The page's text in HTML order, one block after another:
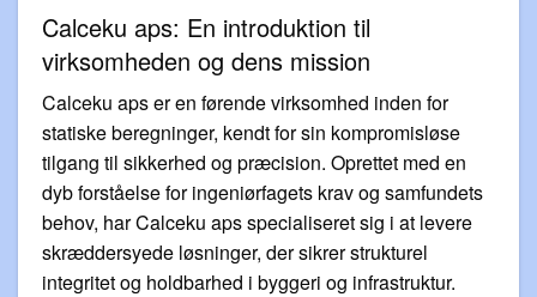
Calceku aps: En introduktion til
virksomheden og dens mission
Calceku aps er en førende virksomhed inden for
statiske beregninger, kendt for sin kompromisløse
tilgang til sikkerhed og præcision. Oprettet med en
dyb forståelse for ingeniørfagets krav og samfundets
behov, har Calceku aps specialiseret sig i at levere
skræddersyede løsninger, der sikrer strukturel
integritet og holdbarhed i byggeri og infrastruktur.